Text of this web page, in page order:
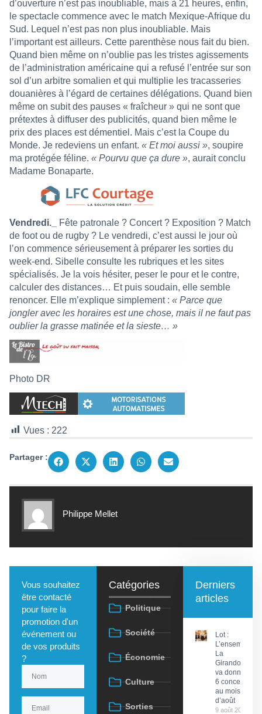
d’ouverture n’est pas inoubliable, mais à 21 heures, enfin,
le spectacle commence avec le match Mexique-Afrique du
Sud. Lequel n’est pas non plus inoubliable. Mais
l’important est ailleurs. Cette parenthèse nous fait du bien.
Quand bien même on n’oublie pas les tristes agissements
de l’administration américaine qui a refusé l’entrée sur son
sol d’un arbitre somalien et qui multiplie les tracasseries
douanières à l’égard de certaines délégations. Quand bien
même on subit des pauses « fraîcheur » qui ne sont que
prétextes à diffuser des publicités, quand bien même le
prix des places est démentiel. Mais c’est la Coupe du
Monde. Je redeviens un enfant. « Et moi aussi », soupire
ma protégée féline. « Pourvu que ça dure », aurait conclu
Madame Bonaparte.
Vendredi._
Fête patronale ? Concert ? Exposition ? Match
de foot ou de rugby ? Le vendredi, c’est aussi le jour où
l’on commence sérieusement à préparer les sorties du
week-end. Sibelle consulte les rubriques et les sites
spécialisés. Je la vois hésiter, peser le pour et le contre,
calculer des distances… Et puis soudain, elle semble
renoncer. Elle m’explique simplement : « Parce que
jongler avec les horaires est une chose, mais il ne faut pas
oublier la grasse matinée et la sieste… »
Photo DR
Vues : 222
Partager :
Philippe Mellet
Vous souhaitez
être contacté
pour faire la
promotion d'un
événement ou
de vos produits
?
Catégories
Politique
Société
Économie
Culture
Sorties
Derniers
articles
Lot :
L’ensemble
La
Girandola
va donner
6 concerts
au mois
d’août
9 août 2026